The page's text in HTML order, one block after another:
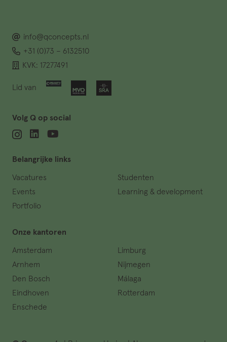
info@qconcepts.nl
+31 (0)73 – 6132510
KVK: 17277491
Lid van
Volg Q op social
Belangrijke links
Vacatures
Events
Portfolio
Studenten
Learning & development
Onze kantoren
Amsterdam
Arnhem
Den Bosch
Eindhoven
Enschede
Limburg
Nijmegen
Málaga
Rotterdam